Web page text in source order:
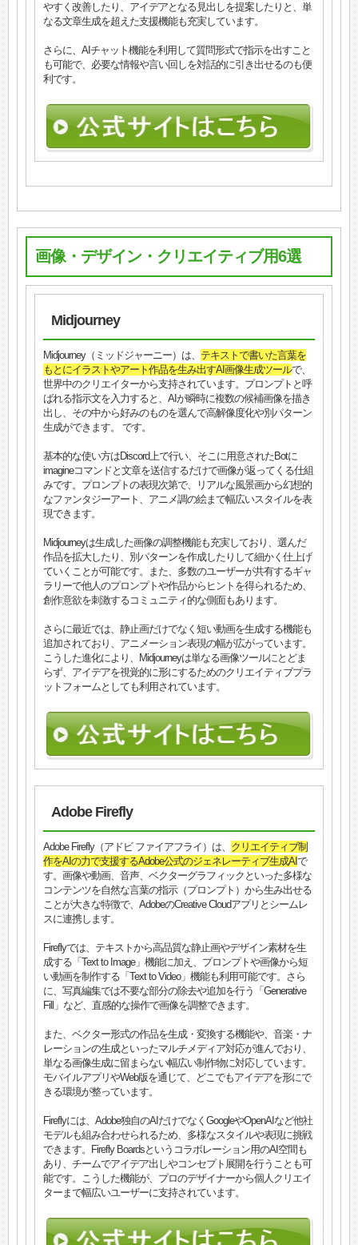
やすく改善したり、アイデアとなる見出しを提案したりと、単
なる文章生成を超えた支援機能も充実しています。
さらに、AIチャット機能を利用して質問形式で指示を出すこと
も可能で、必要な情報や言い回しを対話的に引き出せるのも便
利です。
画像・デザイン・クリエイティブ用6選
Midjourney
Midjourney（ミッドジャーニー）は、 テキストで書いた言葉を
もとにイラストやアート作品を生み出すAI画像生成ツールで、
世界中のクリエイターから支持されています。プロンプトと呼
ばれる指示文を入力すると、AIが瞬時に複数の候補画像を描き
出し、その中から好みのものを選んで高解像度化や別パターン
生成ができます。 です。
基本的な使い方はDiscord上で行い、そこに用意されたBotに
imagineコマンドと文章を送信するだけで画像が返ってくる仕組
みです。プロンプトの表現次第で、リアルな風景画から幻想的
なファンタジーアート、アニメ調の絵まで幅広いスタイルを表
現できます。
Midjourneyは生成した画像の調整機能も充実しており、選んだ
作品を拡大したり、別パターンを作成したりして細かく仕上げ
ていくことが可能です。また、多数のユーザーが共有するギャ
ラリーで他人のプロンプトや作品からヒントを得られるため、
創作意欲を刺激するコミュニティ的な側面もあります。
さらに最近では、静止画だけでなく短い動画を生成する機能も
追加されており、アニメーション表現の幅が広がっています。
こうした進化により、Midjourneyは単なる画像ツールにとどま
らず、アイデアを視覚的に形にするためのクリエイティブプラ
ットフォームとしても利用されています。
Adobe Firefly
Adobe Firefly（アドビ ファイアフライ）は、 クリエイティブ制
作をAIの力で支援するAdobe公式のジェネレーティブ生成AIで
す。画像や動画、音声、ベクターグラフィックといった多様な
コンテンツを自然な言葉の指示（プロンプト）から生み出せる
ことが大きな特徴で、AdobeのCreative Cloudアプリとシームレ
スに連携します。
Fireflyでは、テキストから高品質な静止画やデザイン素材を生
成する「Text to Image」機能に加え、プロンプトや画像から短
い動画を制作する「Text to Video」機能も利用可能です。さら
に、写真編集では不要な部分の除去や追加を行う「Generative
Fill」など、直感的な操作で画像を調整できます。
また、ベクター形式の作品を生成・変換する機能や、音楽・ナ
レーションの生成といったマルチメディア対応が進んでおり、
単なる画像生成に留まらない幅広い制作物に対応しています。
モバイルアプリやWeb版を通じて、どこでもアイデアを形にで
きる環境が整っています。
Fireflyには、Adobe独自のAIだけでなくGoogleやOpenAIなど他社
モデルも組み合わせられるため、多様なスタイルや表現に挑戦
できます。Firefly Boardsというコラボレーション用のAI空間も
あり、チームでアイデア出しやコンセプト展開を行うことも可
能です。こうした機能が、プロのデザイナーから個人クリエイ
ターまで幅広いユーザーに支持されています。